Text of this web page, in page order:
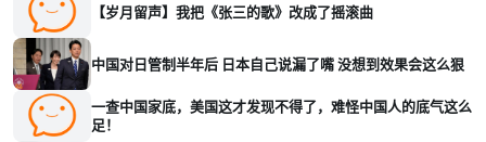
【岁月留声】我把《张三的歌》改成了摇滚曲
中国对日管制半年后 日本自己说漏了嘴 没想到效果会这么狠
一查中国家底，美国这才发现不得了，难怪中国人的底气这么
足！